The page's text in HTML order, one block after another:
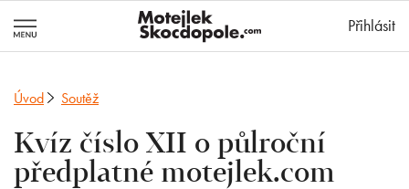
Přihlásit
Úvod Soutěž
Kvíz číslo XII o půlroční
předplatné motejlek.com